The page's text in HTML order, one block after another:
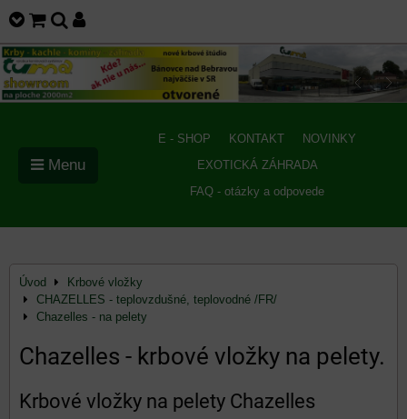
E - SHOP KONTAKT
NOVINKY
EXOTICKÁ ZÁHRADA
FAQ - otázky a odpovede
Menu
Úvod
Krbové vložky
CHAZELLES - teplovzdušné, teplovodné /FR/
Chazelles - na pelety
Chazelles - krbové vložky na pelety.
Krbové vložky na pelety Chazelles